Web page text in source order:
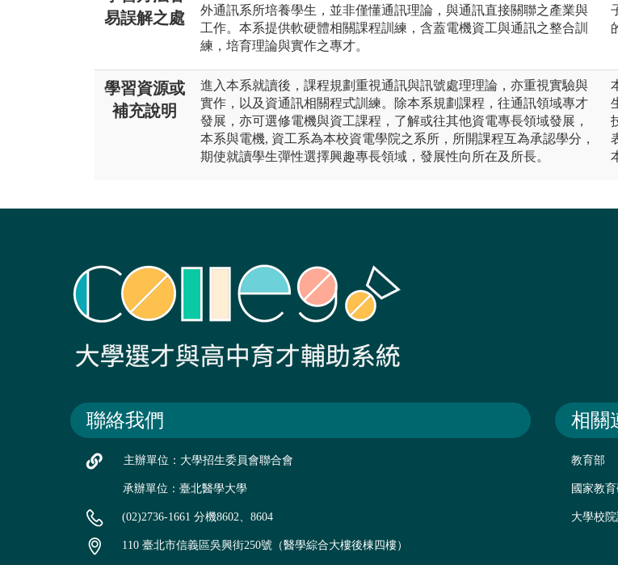
易誤解之處
外通訊系所培養學生，並非僅懂通訊理論，與通訊直接關聯之產業與
工作。本系提供軟硬體相關課程訓練，含蓋電機資工與通訊之整合訓
練，培育理論與實作之專才。
學習資源或
補充說明
進入本系就讀後，課程規劃重視通訊與訊號處理理論，亦重視實驗與
實作，以及資通訊相關程式訓練。除本系規劃課程，往通訊領域專才
發展，亦可選修電機與資工課程，了解或往其他資電專長領域發展，
本系與電機, 資工系為本校資電學院之系所，所開課程互為承認學分，
期使就讀學生彈性選擇興趣專長領域，發展性向所在及所長。
聯絡我們
主辦單位：大學招生委員會聯合會
承辦單位：臺北醫學大學
(02)2736-1661 分機8602、8604
110 臺北市信義區吳興街250號（醫學綜合大樓後棟四樓）
相關
教育部
國家教
大學校